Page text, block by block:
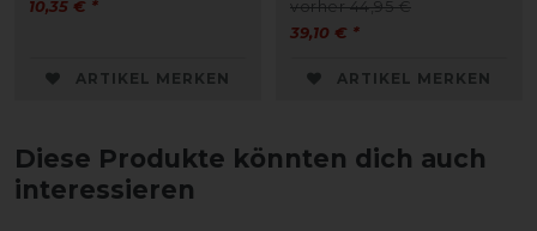
10,35 € *
ARTIKEL MERKEN
vorher 44,95 €
39,10 € *
ARTIKEL MERKEN
Diese Produkte könnten dich auch
interessieren